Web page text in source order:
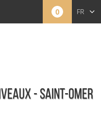
0 FR
- SAINT-OMER